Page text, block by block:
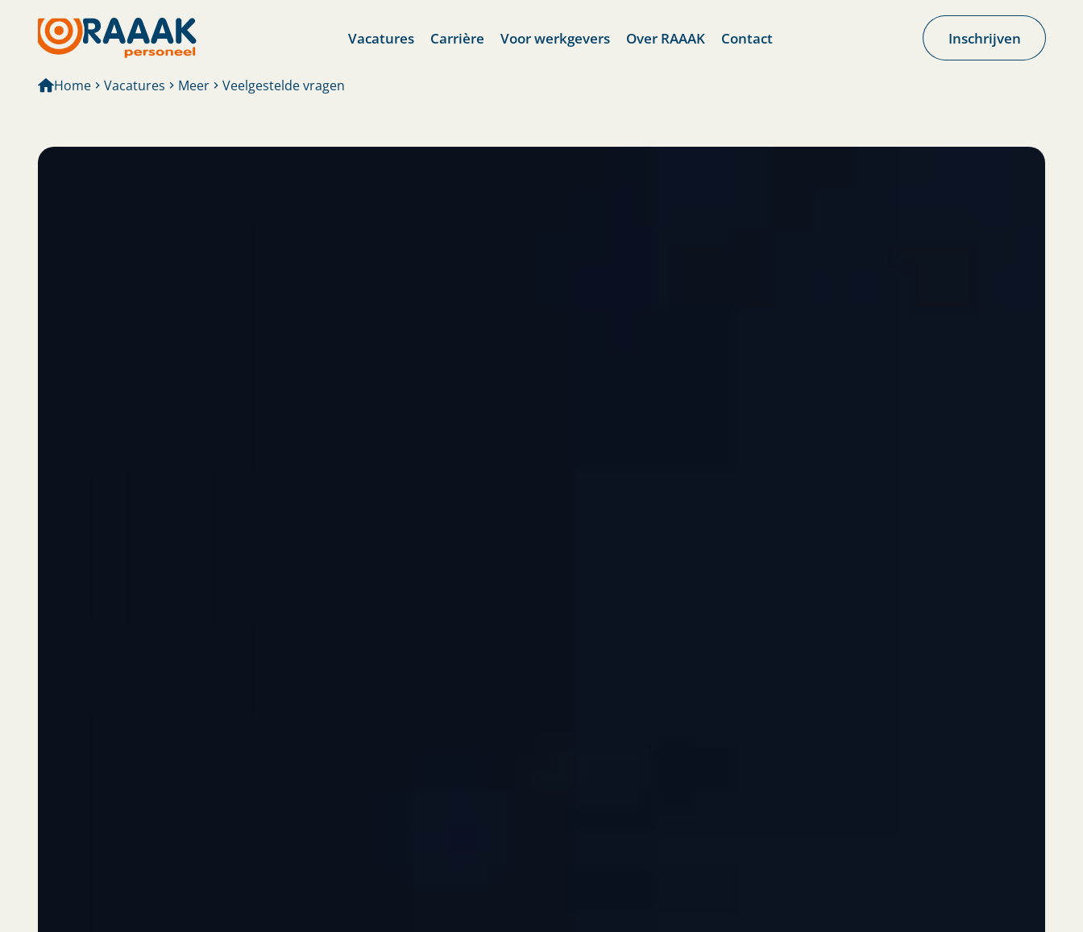
Vacatures Carrière Voor werkgevers Over RAAAK Contact Inschrijven
Home Vacatures Meer Veelgestelde vragen